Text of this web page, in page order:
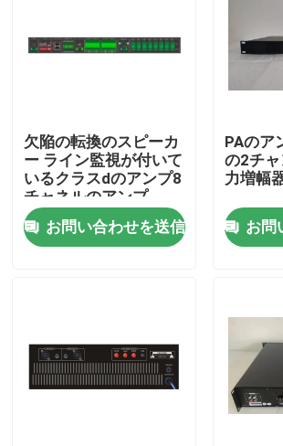
ビデオ
欠陥の転換のスピーカ
ー ライン監視が付いて
いるクラスdのアンプ8
チャネルのアンプ
お問い合わせを送信
PAのア
の2チ
力増幅
お問